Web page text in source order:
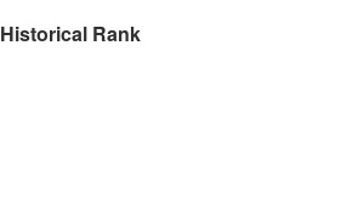
Historical Rank